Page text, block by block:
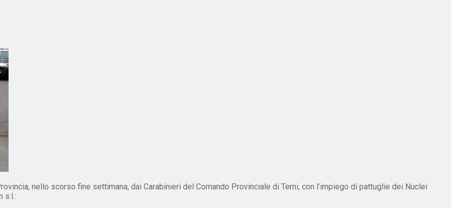
nello scorso fine settimana, dai Carabinieri del Comando Provinciale di Terni, con l’impiego di pattuglie dei Nuclei
s.l.: